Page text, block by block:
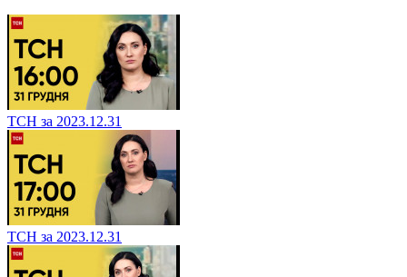
ТСН за 2023.12.31
ТСН за 2023.12.31